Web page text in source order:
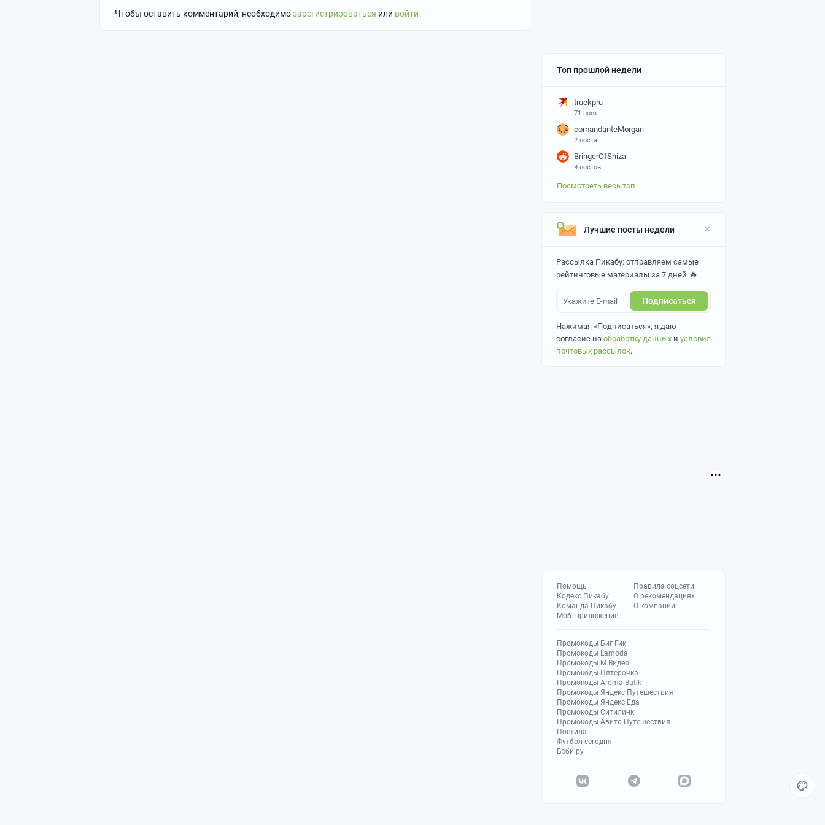
Топ прошлой недели
truekpru
71 пост
comandanteMorgan
2 поста
BringerOfShiza
9 постов
Посмотреть весь топ
Лучшие посты недели
Рассылка Пикабу: отправляем самые
рейтинговые материалы за 7 дней 🔥
Подписаться
Нажимая «Подписаться», я даю
согласие на обработку данных и условия
почтовых рассылок.
Помощь
Кодекс Пикабу
Команда Пикабу
Моб. приложение
Правила соцсети
О рекомендациях
О компании
Промокоды Биг Гик
Промокоды Lamoda
Промокоды М.Видео
Промокоды Пятерочка
Промокоды Aroma Butik
Промокоды Яндекс Путешествия
Промокоды Яндекс Еда
Промокоды Ситилинк
Промокоды Авито Путешествия
Постила
Футбол сегодня
Бэби.ру
Чтобы оставить комментарий, необходимозарегистрироваться или войти